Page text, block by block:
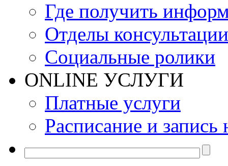
Где получить
Отделы консультации
Социальные ролики
ONLINE УСЛУГИ
Платные услуги
Расписание и запись